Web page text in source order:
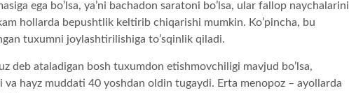
ega bo’lsa, ya’ni bachadon saratoni bo’lsa, ular fallop naychalarini
hollarda bepushtlik keltirib chiqarishi mumkin. Ko’pincha, bu
tuxumni joylashtirilishiga to’sqinlik qiladi.
deb ataladigan bosh tuxumdon etishmovchiligi mavjud bo’lsa,
hayz muddati 40 yoshdan oldin tugaydi. Erta menopoz – ayollarda